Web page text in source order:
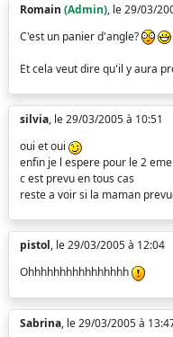
Romain (Admin), le 29/03/
C'est un panier d'angle?
Et cela veut dire qu'il y aura
silvia, le 29/03/2005 à 10:51
oui et oui
enfin je l espere pour le 2
c est prevu en tous cas
reste a voir si la maman
pistol, le 29/03/2005 à 12:04
Ohhhhhhhhhhhhhhhh
Sabrina, le 29/03/2005 à